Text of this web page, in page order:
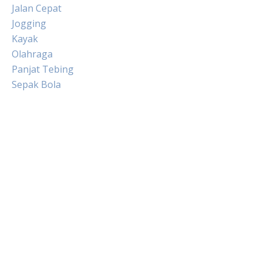
Jalan Cepat
Jogging
Kayak
Olahraga
Panjat Tebing
Sepak Bola